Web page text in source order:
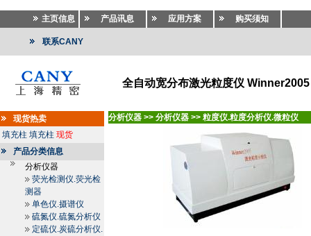
主页信息 产品讯息 应用方案 购买须知
联系CANY
全自动宽分布激光粒度仪
现货热卖
填充柱 填充柱 现货
产品分类信息
分析仪器
荧光检测仪.荧光检
测器
单色仪.摄谱仪
硫氮仪.硫氮分析仪
定硫仪.炭硫分析仪.
分析仪器 >> 分析仪器 >> 粒度仪.粒度分析仪.微粒仪